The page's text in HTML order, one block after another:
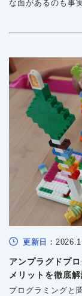
な面があるのも事
更新日：
アンプラグドプ
メリットを徹底
プログラミングと